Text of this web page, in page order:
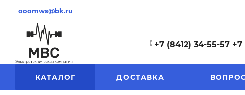
ooomws@bk.ru
+7 (8412) 34-55-57 +7
КАТАЛОГ ДОСТАВКА